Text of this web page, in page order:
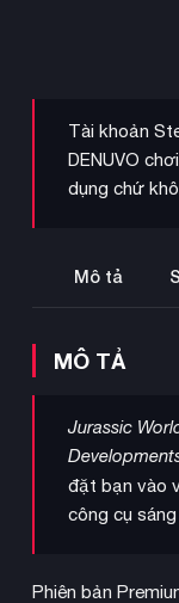
Tài khoản
DENUVO
dụng chứ
Mô tả
MÔ TẢ
Jurassic
đặt bạn vào
công cụ
Phiên bản